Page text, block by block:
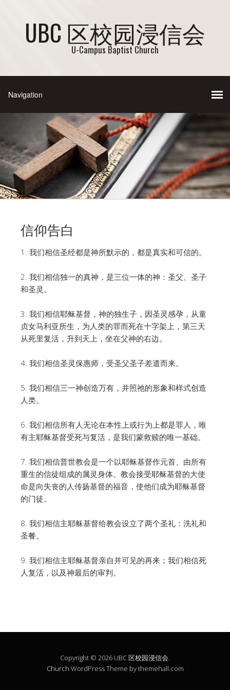
UBC 区校园浸信会
U-Campus Baptist Church
信仰告白
1. 我们相信圣经都是神所默示的，都是真实和可信的。
2. 我们相信独一的真神，是三位一体的神：圣父、圣子
和圣灵。
3. 我们相信耶稣基督，神的独生子，因圣灵感孕，从童
贞女马利亚所生，为人类的罪而死在十字架上，第三天
从死里复活，升到天上，坐在父神的右边。
4. 我们相信圣灵保惠师，受圣父圣子差遣而来。
5. 我们相信三一神创造万有，并照祂的形象和样式创造
人类。
6. 我们相信所有人无论在本性上或行为上都是罪人，唯
有主耶稣基督受死与复活，是我们蒙救赎的唯一基础。
7. 我们相信普世教会是一个以耶稣基督作元首、由所有
重生的信徒组成的属灵身体。教会接受耶稣基督的大使
命是向失丧的人传扬基督的福音，使他们成为耶稣基督
的门徒。
8. 我们相信主耶稣基督给教会设立了两个圣礼：洗礼和
圣餐。
9. 我们相信主耶稣基督亲自并可见的再来；我们相信死
人复活，以及神最后的审判。
Copyright © 2026 UBC 区校园浸信会.
Church WordPress Theme by themehall.com